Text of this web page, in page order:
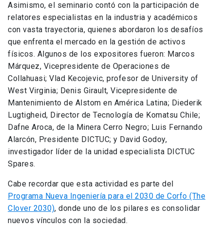
Asimismo, el seminario contó con la participación de
relatores especialistas en la industria y académicos
con vasta trayectoria, quienes abordaron los desafíos
que enfrenta el mercado en la gestión de activos
físicos. Algunos de los expositores fueron: Marcos
Márquez, Vicepresidente de Operaciones de
Collahuasi; Vlad Kecojevic, profesor de University of
West Virginia; Denis Girault, Vicepresidente de
Mantenimiento de Alstom en América Latina; Diederik
Lugtigheid, Director de Tecnología de Komatsu Chile;
Dafne Aroca, de la Minera Cerro Negro; Luis Fernando
Alarcón, Presidente DICTUC; y David Godoy,
investigador líder de la unidad especialista DICTUC
Spares.
Cabe recordar que esta actividad es parte del
Programa Nueva Ingeniería para el 2030 de Corfo (The
Clover 2030), donde uno de los pilares es consolidar
nuevos vínculos con la sociedad.